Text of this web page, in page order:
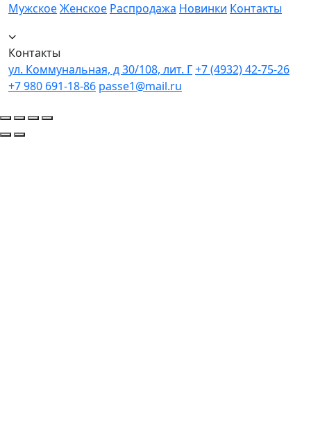
МужскоеЖенское Распродажа Новинки Контакты
Контакты
ул. Коммунальная, д 30/108, лит. Г+7 (4932) 42-75-26
+7 980 691-18-86 passe1@mail.ru